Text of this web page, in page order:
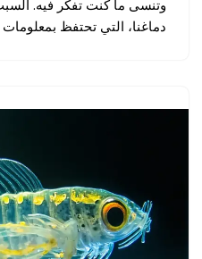
وتنسى ما كنت تفكر فيه.
دماغنا، التي تحتفظ